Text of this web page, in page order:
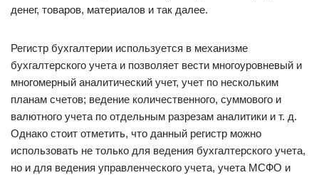
денег, товаров, материалов и так далее.
Регистр бухгалтерии используется в механизме
бухгалтерского учета и позволяет вести многоуровневый и
многомерный аналитический учет, учет по нескольким
планам счетов; ведение количественного, суммового и
валютного учета по отдельным разрезам аналитики и т. д.
Однако стоит отметить, что данный регистр можно
использовать не только для ведения бухгалтерского учета,
но и для ведения управленческого учета, учета МСФО и